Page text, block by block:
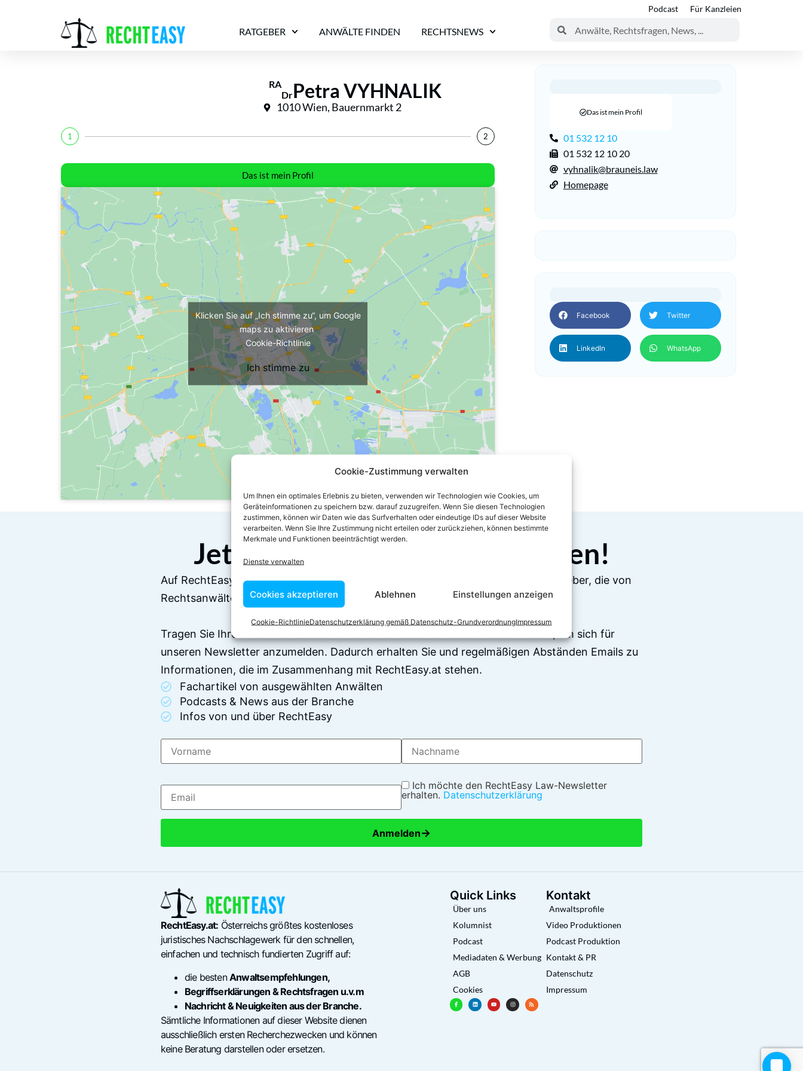
Cookie-Zustimmung verwalten
Um Ihnen ein optimales Erlebnis zu bieten, verwenden wir Technologien wie Cookies, um
Geräteinformationen zu speichern bzw. darauf zuzugreifen. Wenn Sie diesen Technologien
zustimmen, können wir Daten wie das Surfverhalten oder eindeutige IDs auf dieser Website
verarbeiten. Wenn Sie Ihre Zustimmung nicht erteilen oder zurückziehen, können bestimmte
Merkmale und Funktionen beeinträchtigt werden.
Dienste verwalten
Cookies akzeptieren Ablehnen Einstellungen anzeigen
Cookie-RichtlinieDatenschutzerklärung gemäß Datenschutz-GrundverordnungImpressum
Podcast Für Kanzleien
RATGEBER ANWÄLTE FINDEN RECHTSNEWS
RA
DrPetra VYHNALIK
1010 Wien, Bauernmarkt 2
1 2
Das ist mein Profil
Klicken Sie auf „Ich stimme zu“, um Google
maps zu aktivieren
Cookie-Richtlinie
Ich stimme zu
Das ist mein Profil
01 532 12 10
01 532 12 10 20
vyhnalik@brauneis.law
Homepage
Facebook Twitter
LinkedIn WhatsApp
Jetzt zum Newsletter anmelden!
Auf RechtEasy befinden sich über 7500 Begriffserklärungen und juristische Ratgeber, die von
Rechtsanwälten und Juristen verfasst wurden
Tragen Sie Ihre E-Mail-Adresse ein und klicken anschließend auf "abonnieren", um sich für
unseren Newsletter anzumelden. Dadurch erhalten Sie und regelmäßigen Abständen Emails zu
Informationen, die im Zusammenhang mit RechtEasy.at stehen.
Fachartikel von ausgewählten Anwälten
Podcasts & News aus der Branche
Infos von und über RechtEasy
Ich möchte den RechtEasy Law-Newsletter
erhalten. Datenschutzerklärung
Anmelden→
RechtEasy.at: Österreichs größtes kostenloses
juristisches Nachschlagewerk für den schnellen,
einfachen und technisch fundierten Zugriff auf:
die bestenAnwaltsempfehlungen,
Begriffserklärungen & Rechtsfragen u.v.m
Nachricht & Neuigkeiten aus der Branche.
Sämtliche Informationen auf dieser Website dienen
ausschließlich ersten Recherchezwecken und können
keine Beratung darstellen oder ersetzen.
Quick Links
Über uns
Kolumnist
Podcast
Mediadaten & Werbung
AGB
Cookies
Kontakt
Anwaltsprofile
Video Produktionen
Podcast Produktion
Kontakt & PR
Datenschutz
Impressum